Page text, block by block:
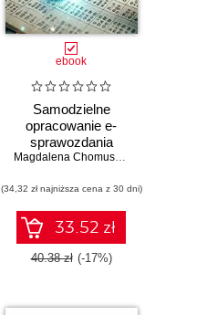
ebook
Samodzielne
opracowanie e-
sprawozdania
finansowego Magdalena Chomuszko
(34,32 zł najniższa cena z 30 dni)
33.52 zł
40.38 zł (-17%)